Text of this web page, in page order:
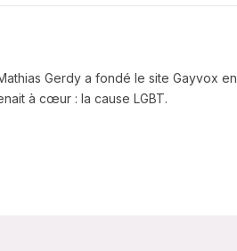
Gerdy a fondé le site Gayvox en
à cœur : la cause LGBT.